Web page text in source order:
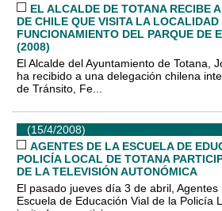
EL ALCALDE DE TOTANA RECIBE
DE CHILE QUE VISITA LA LOCALIDAD
FUNCIONAMIENTO DEL PARQUE DE
(2008)
El Alcalde del Ayuntamiento de Totana,
ha recibido a una delegación chilena
de Tránsito, Fe...
(15/4/2008)
AGENTES DE LA ESCUELA DE
POLICÍA LOCAL DE TOTANA
DE LA TELEVISIÓN AUTONÓMICA
El pasado jueves día 3 de abril,
Escuela de Educación Vial de la Policía